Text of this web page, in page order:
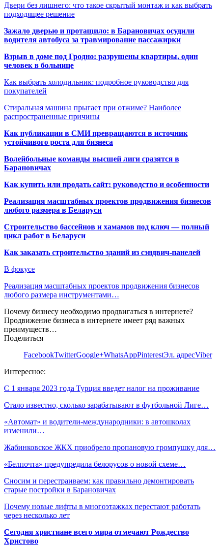
Двери без лишнего: что такое скрытый монтаж и как выбрать
подходящее решение
Зажало дверью и протащило: в Барановичах осудили
водителя автобуса за травмирование пассажирки
Взрыв в доме под Гродно: разрушены квартиры, один
человек в больнице
Как выбрать холодильник: подробное руководство для
покупателей
Стиральная машина прыгает при отжиме? Наиболее
распространенные причины
Как публикации в СМИ превращаются в источник
устойчивого роста для бизнеса
Волейбольные команды высшей лиги сразятся в
Барановичах
Как купить или продать сайт: руководство и особенности
Реализация масштабных проектов продвижения бизнесов
любого размера в Беларуси
Строительство бассейнов и хамамов под ключ — полный
цикл работ в Беларуси
Как заказать строительство зданий из сэндвич-панелей
В фокусе
Реализация масштабных проектов продвижения бизнесов
любого размера инструментами…
Почему бизнесу необходимо продвигаться в интернете?
Продвижение бизнеса в интернете имеет ряд важных
преимуществ…
Поделиться
FacebookTwitterGoogle+WhatsAppPinterestЭл. адресViber
Интересное:
С 1 января 2023 года Турция введет налог на проживание
Стало известно, сколько зарабатывают в футбольной Лиге…
«Автомат» и водители-международники: в автошколах
изменили…
Жабинковское ЖКХ приобрело пропановую громпушку для…
«Белпочта» предупредила белорусов о новой схеме…
Сносим и перестраиваем: как правильно демонтировать
старые постройки в Барановичах
Почему новые лифты в многоэтажках перестают работать
через несколько лет
Сегодня христиане всего мира отмечают Рождество
Христово